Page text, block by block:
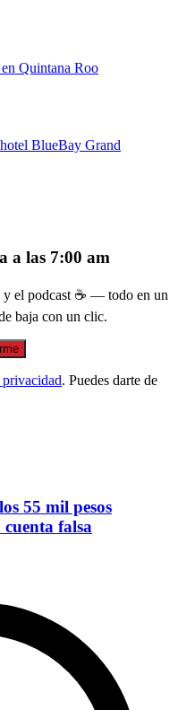
en Quintana Roo
BlueBay Grand
a las 7:00 am
y el podcast ☕ — todo en un
baja con un clic.
. Puedes darte de
55 mil pesos
falsa